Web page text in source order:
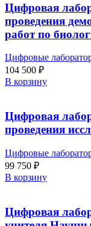
Цифровая
проведения
работ по
Цифровые
104 500 ₽
В корзину
Цифровая
проведения
Цифровые
99 750 ₽
В корзину
Цифровая